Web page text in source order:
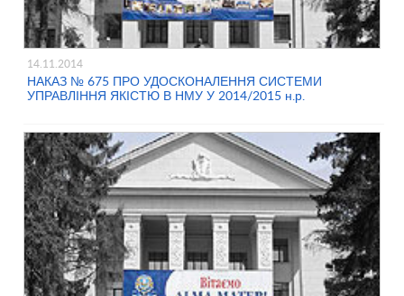
14.11.2014
НАКАЗ № 675 ПРО УДОСКОНАЛЕННЯ СИСТЕМИ
УПРАВЛІННЯ ЯКІСТЮ В НМУ У 2014/2015 н.р.